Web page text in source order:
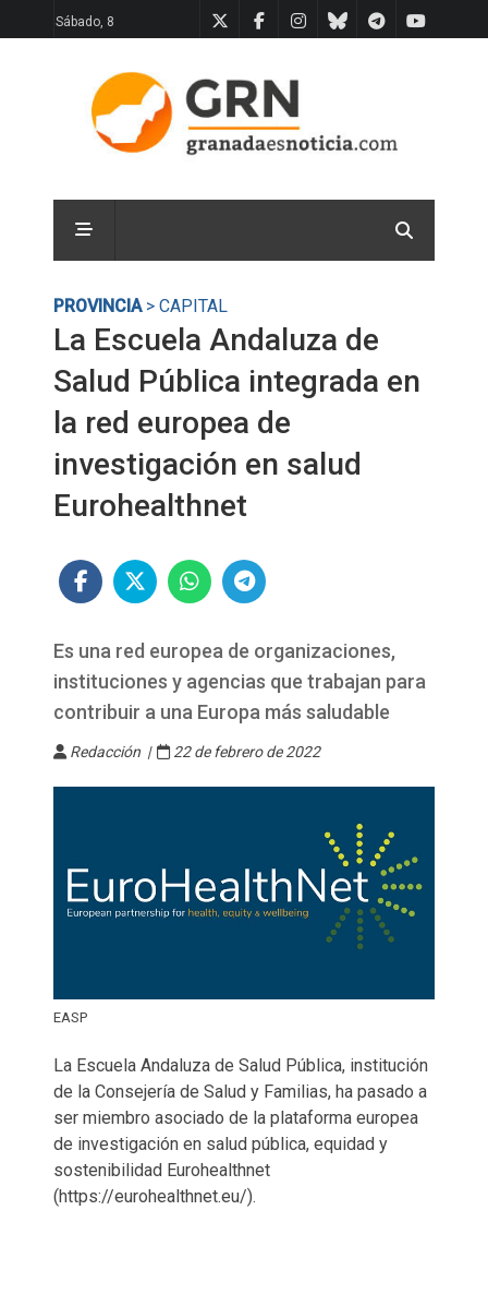
Sábado, 8
PROVINCIA> CAPITAL
La Escuela Andaluza de
Salud Pública integrada en
la red europea de
investigación en salud
Eurohealthnet
Es una red europea de organizaciones,
instituciones y agencias que trabajan para
contribuir a una Europa más saludable
Redacción | 22 de febrero de 2022
EASP
La Escuela Andaluza de Salud Pública, institución
de la Consejería de Salud y Familias, ha pasado a
ser miembro asociado de la plataforma europea
de investigación en salud pública, equidad y
sostenibilidad Eurohealthnet
(https://eurohealthnet.eu/).